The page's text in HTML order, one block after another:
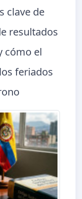
clave de
resultados
cómo el
feriados